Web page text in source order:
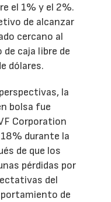
el 1% y el 2%.
de alcanzar
cercano al
caja libre de
dólares.
la
bolsa fue
Corporation
durante la
de que los
pérdidas por
del
de